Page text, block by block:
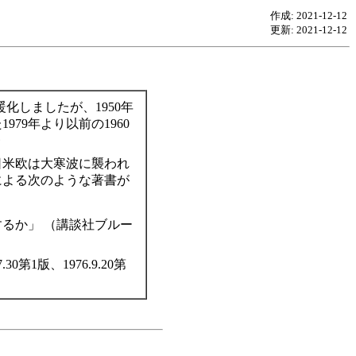
作成: 2021-12-12
更新: 2021-12-12
しましたが、1950年
年より以前の1960
欧は大寒波に襲われ
る次のような著書が
か」 （講談社ブルー
第1版、1976.9.20第